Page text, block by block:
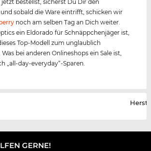
jetzt bestellst, sicherst Du Dir den
sobald die Ware eintrifft, schicken wir
noch am selben Tag an Dich weiter.
ein Eldorado für Schnäppchenjäger ist,
Top-Modell zum unglaublich
bei anderen Onlineshops ein Sale ist,
„all-day-everyday“-Sparen.
GERNE!